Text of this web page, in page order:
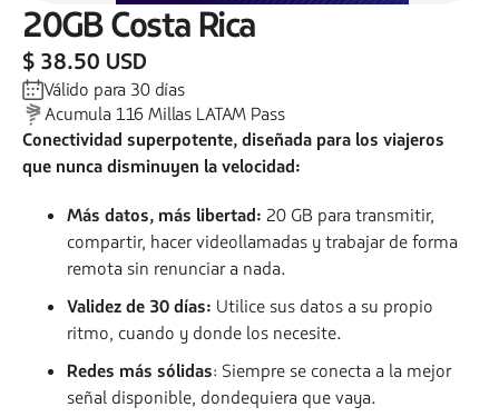
20GBCosta Rica
$ 38.50 USD
Válido para 30días
Acumula116Millas LATAM Pass
Conectividad superpotente, diseñada para los viajeros
que nunca disminuyen la velocidad:
Más datos, más libertad: 20 GB para transmitir,
compartir, hacer videollamadas y trabajar de forma
remota sin renunciar a nada.
Validez de 30 días: Utilice sus datos a su propio
ritmo, cuando y donde los necesite.
Redes más sólidas: Siempre se conecta a la mejor
señal disponible, dondequiera que vaya.